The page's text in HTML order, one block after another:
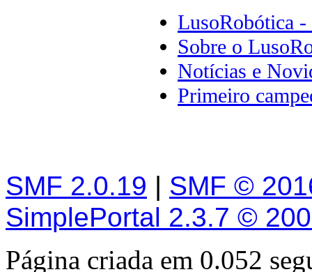
LusoRobótica -
Sobre o
Notícias e
Primeiro
SMF 2.0.19 | SMF ©
SimplePortal 2.3.7 ©
Página criada em 0.052